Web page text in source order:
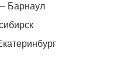
Барнаул